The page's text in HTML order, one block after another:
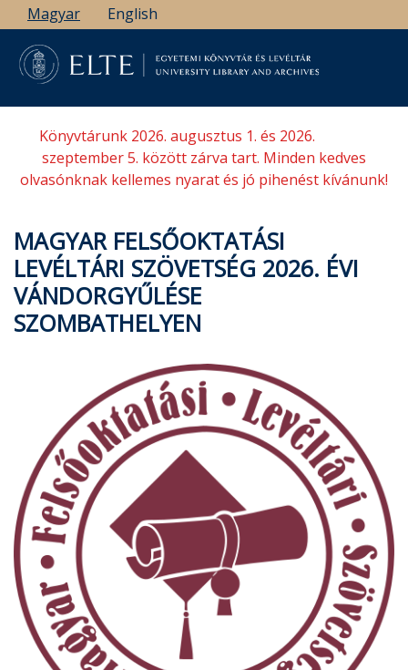
Ugrás
a
tartalomra
Magyar English
Könyvtárunk 2026. augusztus 1. és 2026.
szeptember 5. között zárva tart. Minden kedves
olvasónknak kellemes nyarat és jó pihenést kívánunk!
MAGYAR FELSŐOKTATÁSI
LEVÉLTÁRI SZÖVETSÉG 2026. ÉVI
VÁNDORGYŰLÉSE
SZOMBATHELYEN